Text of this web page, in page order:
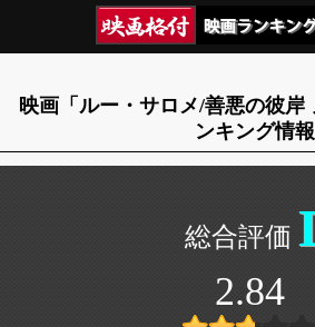
映画「ルー・サロメ/善悪の彼岸
ンキング情報
2.84